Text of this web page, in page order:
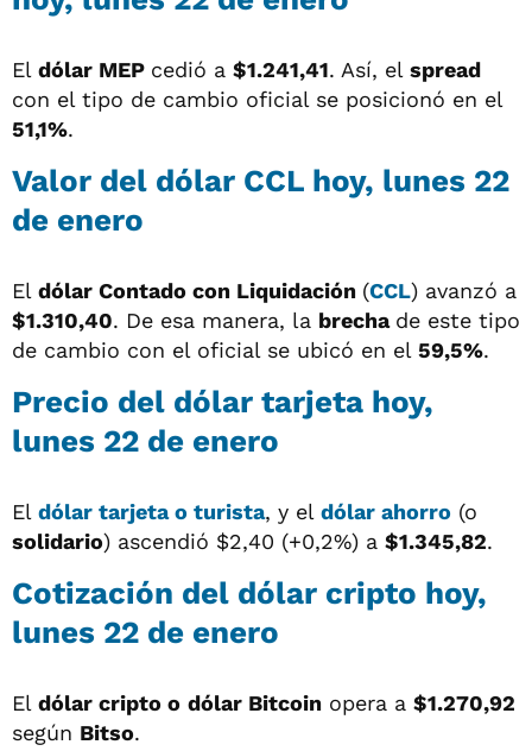
El dólar MEP cedió a $1.241,41. Así, el spread
con el tipo de cambio oficial se posicionó en el
51,1%.
Valor del dólar CCL hoy, lunes 22
de enero
El dólar Contado con Liquidación (CCL) avanzó a
$1.310,40. De esa manera, la brecha de este tipo
de cambio con el oficial se ubicó en el 59,5%.
Precio del dólar tarjeta hoy,
lunes 22 de enero
El dólar tarjeta o turista, y el dólar ahorro (o
solidario) ascendió $2,40 (+0,2%) a $1.345,82.
Cotización del dólar cripto hoy,
lunes 22 de enero
El dólar cripto o dólar Bitcoin opera a $1.270,92
según Bitso.